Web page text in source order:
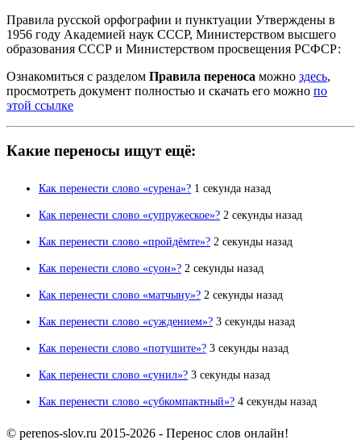
Правила русской орфографии и пунктуации Утверждены в
1956 году Академией наук СССР, Министерством высшего
образования СССР и Министерством просвещения РСФСР:
Ознакомиться с разделом Правила переноса можно здесь,
просмотреть документ полностью и скачать его можно по
этой ссылке
Какие переносы ищут ещё:
Как перенести слово «сурена»? 1 секунда назад
Как перенести слово «супружеское»? 2 секунды назад
Как перенести слово «пройдёмте»? 2 секунды назад
Как перенести слово «суон»? 2 секунды назад
Как перенести слово «матчыну»? 2 секунды назад
Как перенести слово «суждением»? 3 секунды назад
Как перенести слово «потушите»? 3 секунды назад
Как перенести слово «сунил»? 3 секунды назад
Как перенести слово «субкомпактный»? 4 секунды назад
© perenos-slov.ru 2015-2026 - Перенос слов онлайн!